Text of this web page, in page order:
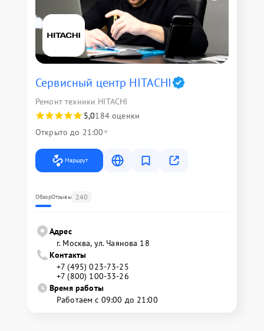
Сервисный центр HITACHI
Ремонт техники HITACHI
5,0184 оценки
Открыто до 21:00
Маршрут
ОбзорОтзывы 240
Адрес
г. Москва, ул. Чаянова 18
Контакты
+7 (495) 023-73-25
+7 (800) 100-33-26
Время работы
Работаем с 09:00 до 21:00